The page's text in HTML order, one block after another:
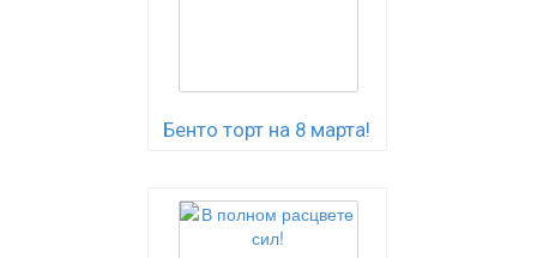
Бенто торт на 8 марта!